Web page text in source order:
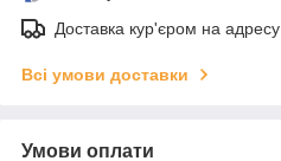
Доставка кур'єром на адресу
Всі умови доставки
Умови оплати